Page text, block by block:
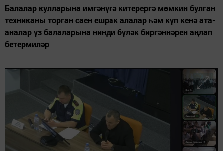
Балалар кулларына имгәнүгә китерергә мөмкин булган
техниканы торган саен ешрак алалар һәм күп кенә ата-
аналар үз балаларына нинди бүләк биргәннәрен аңлап
бетермиләр